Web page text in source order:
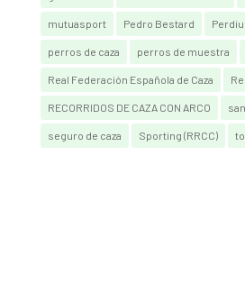
mutuasport Pedro Bestard
perros de caza perros de muestra
Real Federación Española de Caza
RECORRIDOS DE CAZA CON ARCO
seguro de caza Sporting (RRCC)